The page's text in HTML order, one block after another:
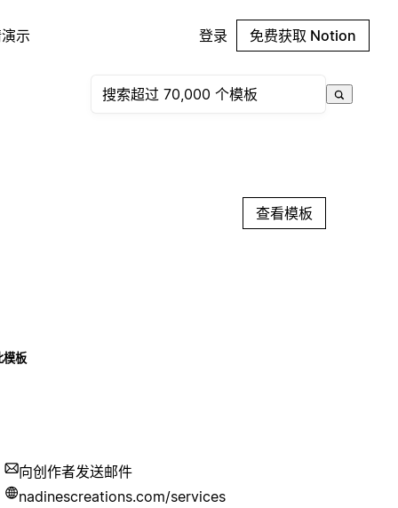
示 登录 免费获取 Notion
查看模板
模板
向创作者发送邮件
nadinescreations.com/services